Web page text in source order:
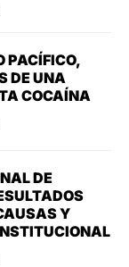
PACÍFICO,
DE UNA
COCAÍNA
DE
Y